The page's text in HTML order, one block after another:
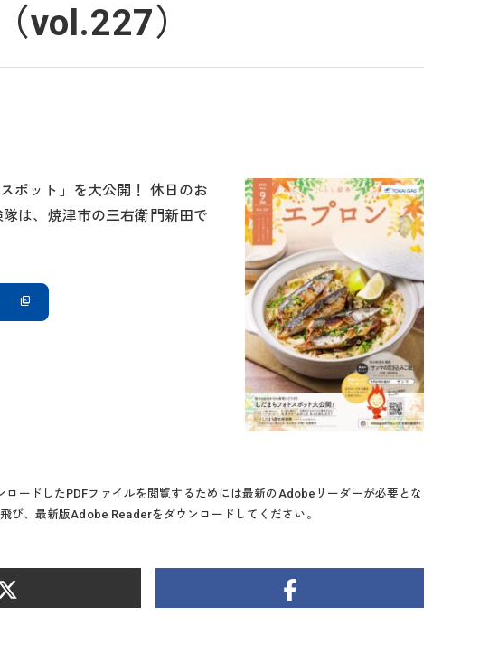
）
ポット」を大公開！ 休日のお
は、焼津市の三右衛門新田で
ードしたPDFファイルを閲覧するためには最新のAdobeリーダーが必要とな
び、最新版Adobe Readerをダウンロードしてください。